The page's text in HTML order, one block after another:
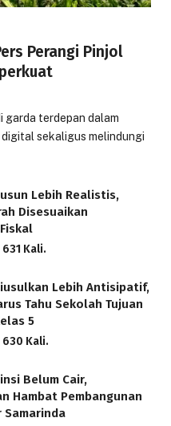
Perangi Pinjol
garda terdepan dalam
sekaligus melindungi
Lebih Realistis,
Disesuaikan
Kali.
Lebih Antisipatif,
Tahu Sekolah Tujuan
5
Kali.
Belum Cair,
Hambat Pembangunan